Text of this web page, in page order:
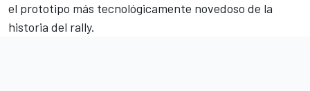
el prototipo más tecnológicamente novedoso de la
historia del rally.